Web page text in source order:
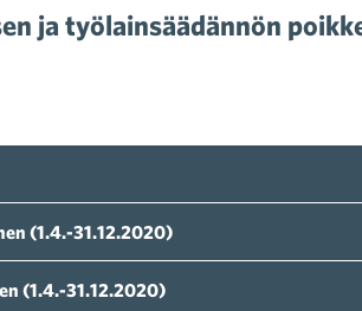
ja työlainsäädännön
(1.4.-31.12.2020)
(1.4.-31.12.2020)